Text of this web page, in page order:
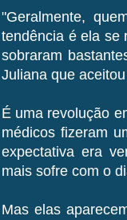
"Geralmente,
tendência é ela se
sobraram
Juliana que
É uma revolução
médicos fizeram
expectativa era
mais sofre com o
Mas elas